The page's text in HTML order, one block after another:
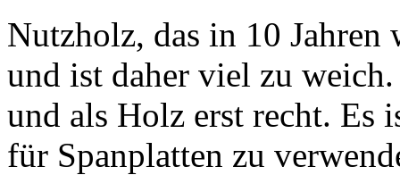
Nutzholz, das in 10 Jahren
und ist daher viel zu
und als Holz erst recht.
für Spanplatten zu